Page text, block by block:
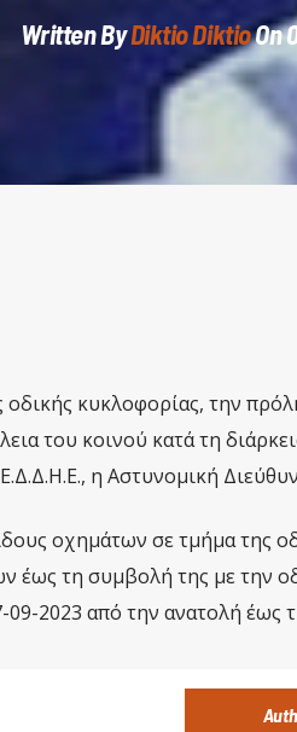
Written ByDiktio DiktioOn
οδικής κυκλοφορίας, την
του κοινού κατά τη
η Αστυνομική
οχημάτων σε τμήμα της
έως τη συμβολή της με την
2023 από την ανατολή έως